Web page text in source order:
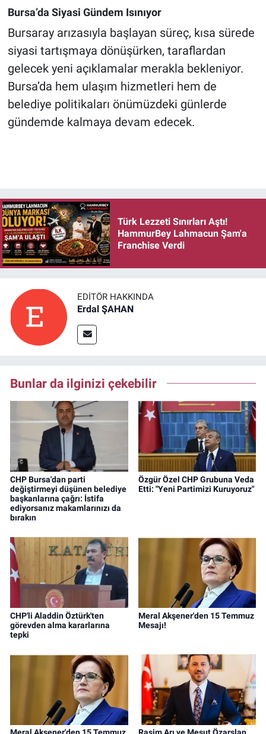
Bursa’da Siyasi Gündem Isınıyor
Bursaray arızasıyla başlayan süreç, kısa sürede
siyasi tartışmaya dönüşürken, taraflardan
gelecek yeni açıklamalar merakla bekleniyor.
Bursa’da hem ulaşım hizmetleri hem de
belediye politikaları önümüzdeki günlerde
gündemde kalmaya devam edecek.
Türk Lezzeti Sınırları Aştı!
HammurBey Lahmacun Şam'a
Franchise Verdi
EDITÖR HAKKINDA
Erdal ŞAHAN
Bunlar da ilginizi çekebilir
CHP Bursa'dan parti
değiştirmeyi düşünen belediye
başkanlarına çağrı: İstifa
ediyorsanız makamlarınızı da
bırakın
Özgür Özel CHP Grubuna Veda
Etti: "Yeni Partimizi Kuruyoruz"
CHP'li Aladdin Öztürk'ten
görevden alma kararlarına
tepki
Meral Akşener'den 15 Temmuz
Mesajı!